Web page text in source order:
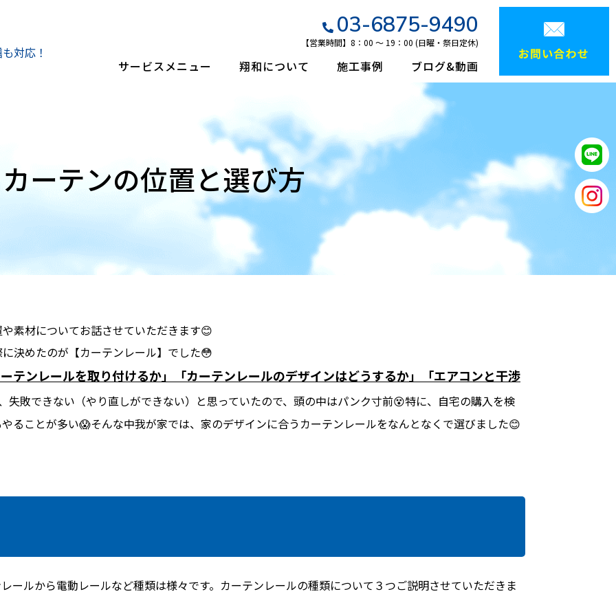
対応！
03-6875-9490
【営業時間】8：00 ～ 19：00 (日曜・祭日定休)
サービスメニュー 翔和について 施工事例 ブログ&動画
カーテンの位置と選び方
素材についてお話させていただきます😊
決めたのが【カーテンレール】でした😳
テンレールを取り付けるか」「カーテンレールのデザインはどうするか」 「エアコンと干渉
失敗できない（やり直しができない）と思っていたので、頭の中はパンク寸前😵特に、自宅の購入を検
ることが多い😱そんな中我が家では、家のデザインに合うカーテンレールをなんとなくで選びました😊
ールから電動レールなど種類は様々です。カーテンレールの種類について３つご説明させていただきま